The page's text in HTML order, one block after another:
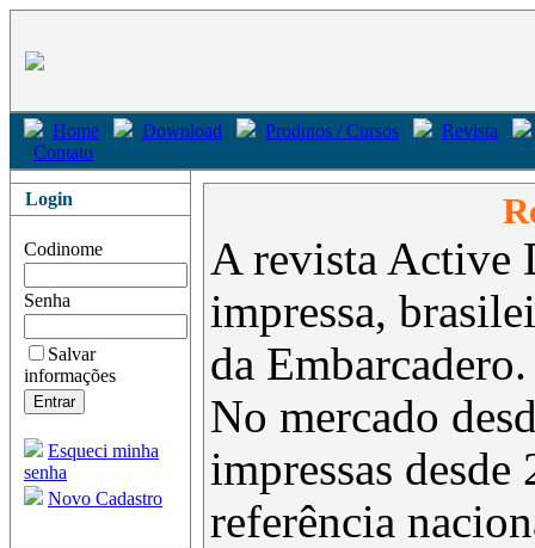
Home Download Produtos / Cursos
Revista
Contato
Login
Codinome
Senha
Salvar
informações
Esqueci minha
senha
Novo Cadastro
A revista Active
impressa,
da Embarcadero.
No mercado
impressas
referência